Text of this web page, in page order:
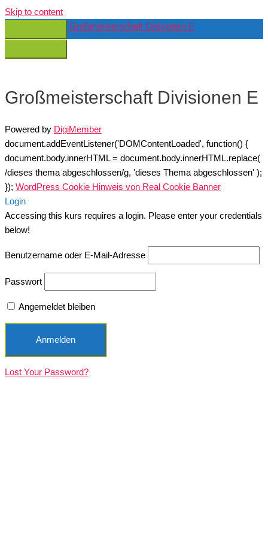
Skip to content
Großmeisterschaft Divisionen E
Großmeisterschaft Divisionen E
Powered by DigiMember
document.addEventListener('DOMContentLoaded', function() {
document.body.innerHTML = document.body.innerHTML.replace(
/dieses thema abgeschlossen/g, 'dieses Thema abgeschlossen' );
}); WordPress Cookie Hinweis von Real Cookie Banner
Login
Accessing this kurs requires a login. Please enter your credentials
below!
Benutzername oder E-Mail-Adresse
Passwort
Angemeldet bleiben
Lost Your Password?